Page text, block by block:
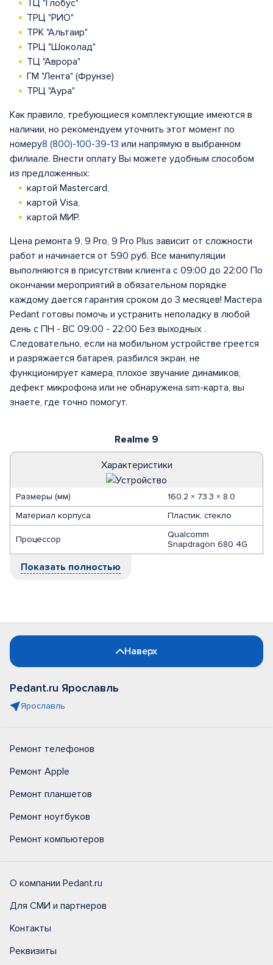
Realme 9
Характеристики
Размеры (мм)
160.2 × 73.3 × 8.0
Материал корпуса
Пластик, стекло
Процессор
Qualcomm
Snapdragon 680 4G
Показать полностью
ТЦ "Глобус"
ТРЦ "РИО"
ТРК "Альтаир"
ТРЦ "Шоколад"
ТЦ "Аврора"
ГМ "Лента" (Фрунзе)
ТРЦ "Аура"
Как правило, требующиеся комплектующие имеются в
наличии, но рекомендуем уточнить этот момент по
номеру8 (800)-100-39-13 или напрямую в выбранном
филиале. Внести оплату Вы можете удобным способом
из предложенных:
картой Mastercard,
картой Visa,
картой МИР.
Цена ремонта 9, 9 Pro, 9 Pro Plus зависит от сложности
работ и начинается от 590 руб. Все манипуляции
выполняются в присутствии клиента с 09:00 до 22:00 По
окончании мероприятий в обязательном порядке
каждому дается гарантия сроком до 3 месяцев! Мастера
Pedant готовы помочь и устранить неполадку в любой
день с ПН - ВС 09:00 - 22:00 Без выходных .
Следовательно, если на мобильном устройстве греется
и разряжается батарея, разбился экран, не
функционирует камера, плохое звучание динамиков,
дефект микрофона или не обнаружена sim-карта, вы
знаете, где точно помогут.
Наверх
Pedant.ru Ярославль
Ярославль
Ремонт телефонов
Ремонт Apple
Ремонт планшетов
Ремонт ноутбуков
Ремонт компьютеров
О компании Pedant.ru
Для СМИ и партнеров
Контакты
Реквизиты